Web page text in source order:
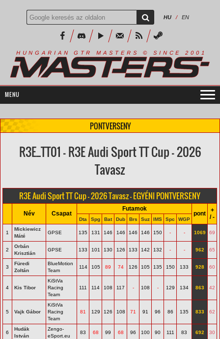
HU / EN
H U N G A R I A N G T R M A S T E R S © S I N C E 2 0 0 1
PONTVERSENY
R3E_TT01 - R3E Audi Sport TT Cup - 2026
Tavasz
R3E Audi Sport TT Cup - 2026 Tavasz - EGYÉNI PONTVERSENY
Név Csapat
Futamok
pont
+
/ -
Dta Spg Bat Dub Brs Suz IMS Spc WGP
1
Mickiewicz
Máté
GPSE 135 131 146 146 146 146 150 - - 1069 69
2
Orbán
Krisztián
GPSE 133 101 130 126 133 142 132 - - 962 65
3
Füredi
Zoltán
BlueMotion
Team
114 105 89 74 126 105 135 150 133 928 60
4 Kis Tibor
KiStVa
Racing
Team
111 114 108 117 - 108 - 129 134 863 42
5 Vajk Gábor
KiStVa
Racing
Team
81 129 126 108 71 91 96 86 135 833 62
6
Hudák
István
Zengo-
eSport.eu
83 68 99 68 96 100 90 111 83 692 30